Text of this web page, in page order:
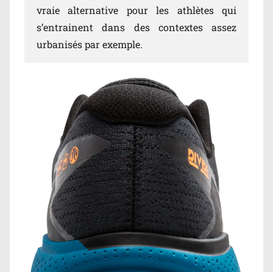
vraie alternative pour les athlètes qui
s’entrainent dans des contextes assez
urbanisés par exemple.